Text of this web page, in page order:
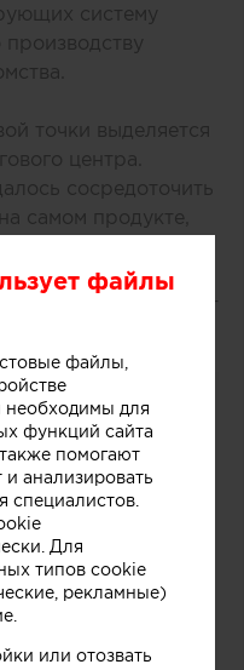
систему
точки выделяется
центра.
сосредоточить
самом продукте,
в основе
фруктов, ягод,
рассказывают
файлы
файлы,
для
функций сайта
помогают
и анализировать
специалистов.
Для
типов cookie
рекламные)
или отозвать